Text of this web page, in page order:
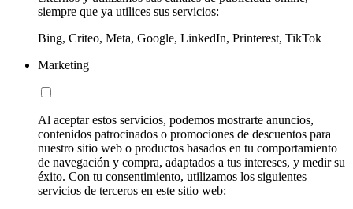
siempre que ya utilices sus servicios:
Bing, Criteo, Meta, Google, LinkedIn, Printerest, TikTok
Marketing
Al aceptar estos servicios, podemos mostrarte anuncios,
contenidos patrocinados o promociones de descuentos para
nuestro sitio web o productos basados en tu comportamiento
de navegación y compra, adaptados a tus intereses, y medir su
éxito. Con tu consentimiento, utilizamos los siguientes
servicios de terceros en este sitio web: